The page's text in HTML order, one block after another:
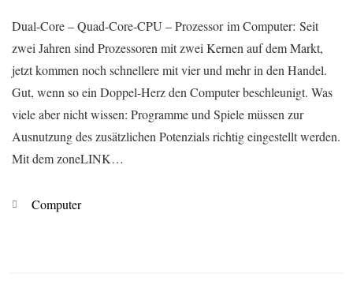
Dual-Core – Quad-Core-CPU – Prozessor im Computer: Seit
zwei Jahren sind Prozessoren mit zwei Kernen auf dem Markt,
jetzt kommen noch schnellere mit vier und mehr in den Handel.
Gut, wenn so ein Doppel-Herz den Computer beschleunigt. Was
viele aber nicht wissen: Programme und Spiele müssen zur
Ausnutzung des zusätzlichen Potenzials richtig eingestellt werden.
Mit dem zoneLINK…
Kategorien
Computer